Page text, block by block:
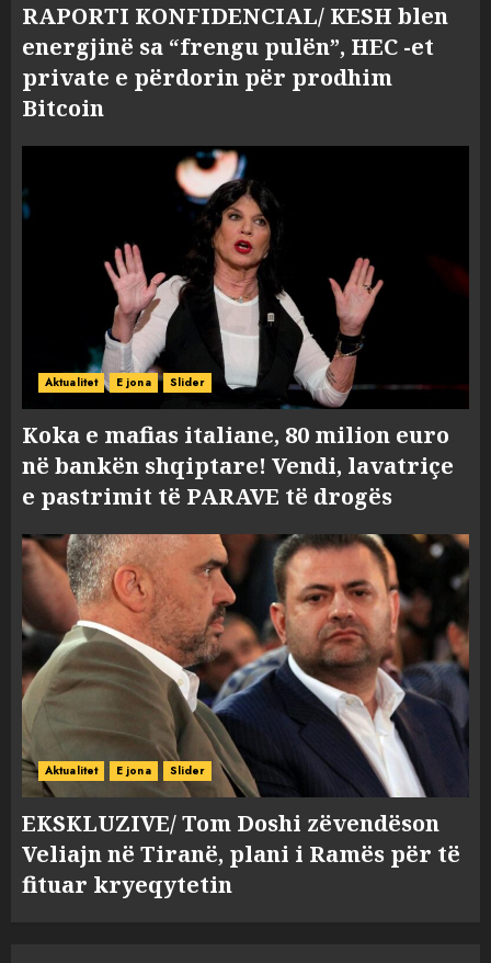
RAPORTI KONFIDENCIAL/ KESH blen
energjinë sa “frengu pulën”, HEC -et
private e përdorin për prodhim
Bitcoin
Aktualitet E jona Slider
Koka e mafias italiane, 80 milion euro
në bankën shqiptare! Vendi, lavatriçe
e pastrimit të PARAVE të drogës
Aktualitet E jona Slider
EKSKLUZIVE/ Tom Doshi zëvendëson
Veliajn në Tiranë, plani i Ramës për të
fituar kryeqytetin